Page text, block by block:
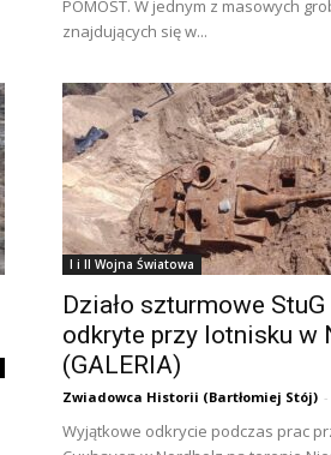
POMOST. W jednym z masowych
znajdujących się w...
I i II Wojna Światowa
Działo szturmowe StuG
odkryte przy lotnisku w
(GALERIA)
Zwiadowca Historii (Bartłomiej Stój) -
Wyjątkowe odkrycie podczas prac